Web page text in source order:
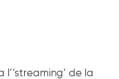
de la